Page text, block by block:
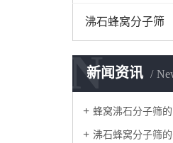
沸石蜂窝分子筛
新闻资讯
N
蜂窝沸石分子筛
沸石蜂窝分子筛